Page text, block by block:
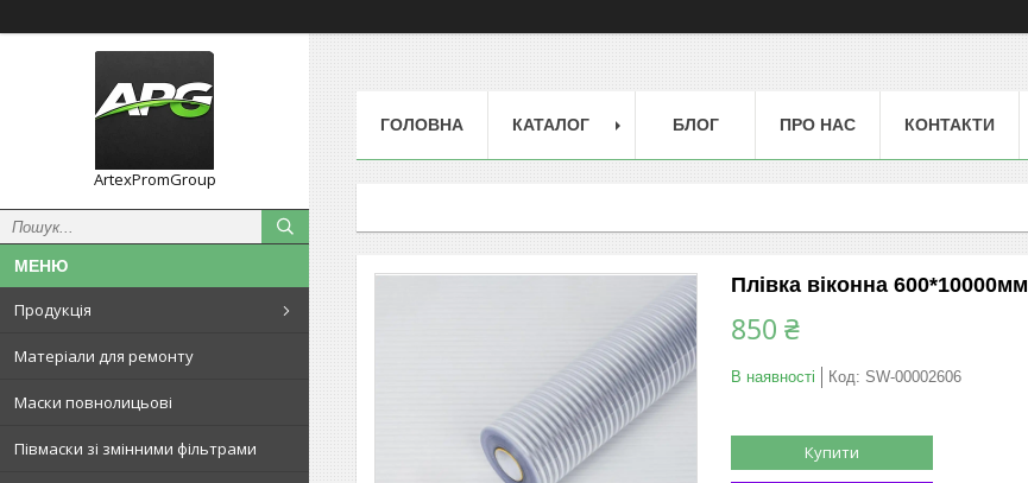
ArtexPromGroup
Продукція
Матеріали для ремонту
Маски повнолицьові
Півмаски зі змінними фільтрами
ГОЛОВНА КАТАЛОГ БЛОГ ПРО НАС КОНТАКТИ
Плівка віконна
850 ₴
В наявності Код: SW-00002606
Купити